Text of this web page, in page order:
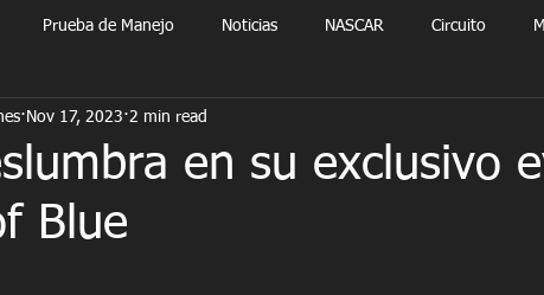
Prueba de Manejo Noticias NASCAR Circuito
FORMULA 1 Extreme E
en su exclusivo
Blue
Nov 17, 2023 2 min read